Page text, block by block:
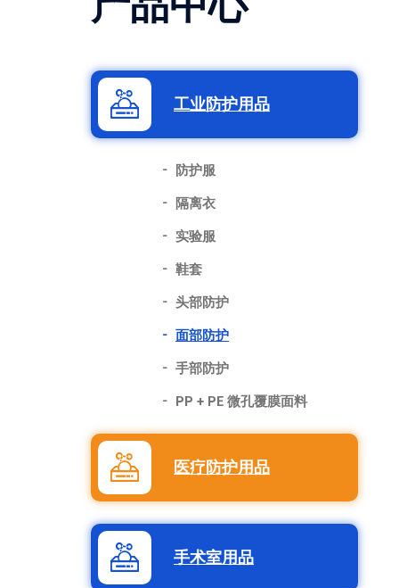
工业防护用品
防护服
隔离衣
实验服
鞋套
头部防护
面部防护
手部防护
PP + PE 微孔覆膜面料
医疗防护用品
手术室用品